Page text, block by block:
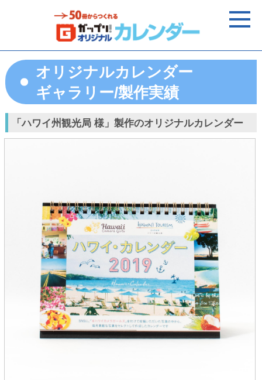
オリジナルカレンダー
ギャラリー/製作実績
「ハワイ州観光局 様」製作のオリジナルカレンダー